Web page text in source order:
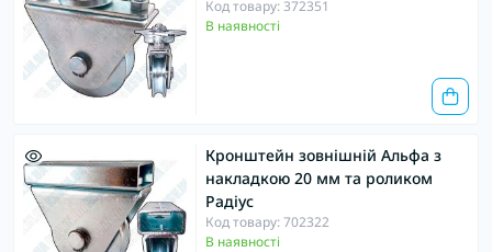
Код товару: 372351
В наявності
Кронштейн зовнішній Альфа з
накладкою 20 мм та роликом
Радіус
Код товару: 702322
В наявності